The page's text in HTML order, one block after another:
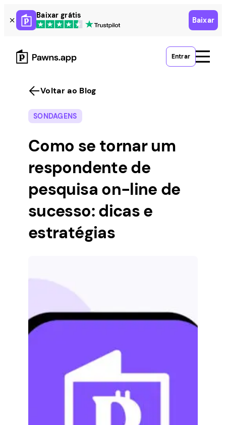
Skip
to
content
Baixar grátis
Baixar
Entrar
Voltar ao Blog
SONDAGENS
Como se tornar um
respondente de
pesquisa on-line de
sucesso: dicas e
estratégias